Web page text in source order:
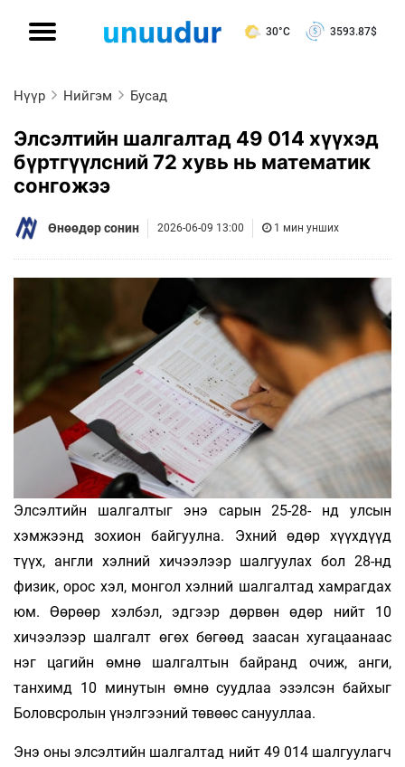
30°C 3593.87$
Нүүр Нийгэм Бусад
Элсэлтийн шалгалтад 49 014 хүүхэд
бүртгүүлсний 72 хувь нь математик
сонгожээ
Өнөөдөр сонин 2026-06-09 13:00 1 мин унших
Элсэлтийн шалгалтыг энэ сарын 25-28- нд улсын
хэмжээнд зохион байгуулна. Эхний өдөр хүүхдүүд
түүх, англи хэлний хичээ­лээр шалгуулах бол 28-нд
физик, орос хэл, монгол хэлний шалгалтад хамрагдах
юм. Өөрөөр хэлбэл, эдгээр дөрвөн өдөр нийт 10
хичээлээр шалгалт өгөх бөгөөд заа­сан хугацаанаас
нэг цагийн өмнө шалгалтын байранд очиж, анги,
танхимд 10 ми­нутын өмнө суудлаа эзэлсэн байхыг
Боловсролын үнэлгээний төвөөс санууллаа.
Энэ оны элсэлтийн шалгалтад нийт 49 014 шалгуулагч